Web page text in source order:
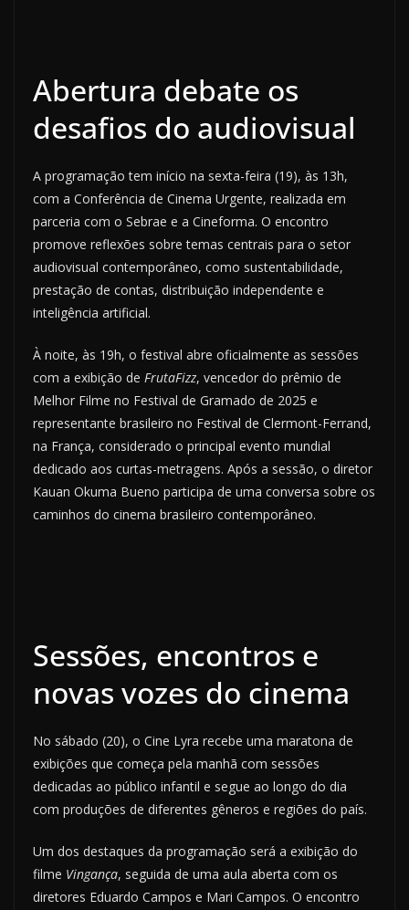
Abertura debate os
desafios do audiovisual
A programação tem início na sexta-feira (19), às 13h,
com a Conferência de Cinema Urgente, realizada em
parceria com o Sebrae e a Cineforma. O encontro
promove reflexões sobre temas centrais para o setor
audiovisual contemporâneo, como sustentabilidade,
prestação de contas, distribuição independente e
inteligência artificial.
À noite, às 19h, o festival abre oficialmente as sessões
com a exibição de FrutaFizz, vencedor do prêmio de
Melhor Filme no Festival de Gramado de 2025 e
representante brasileiro no Festival de Clermont-Ferrand,
na França, considerado o principal evento mundial
dedicado aos curtas-metragens. Após a sessão, o diretor
Kauan Okuma Bueno participa de uma conversa sobre os
caminhos do cinema brasileiro contemporâneo.
Sessões, encontros e
novas vozes do cinema
No sábado (20), o Cine Lyra recebe uma maratona de
exibições que começa pela manhã com sessões
dedicadas ao público infantil e segue ao longo do dia
com produções de diferentes gêneros e regiões do país.
Um dos destaques da programação será a exibição do
filme Vingança, seguida de uma aula aberta com os
diretores Eduardo Campos e Mari Campos. O encontro